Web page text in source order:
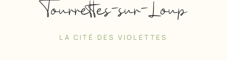
Tourrettes-sur-Loup
LA CITÉ DES VIOLETTES